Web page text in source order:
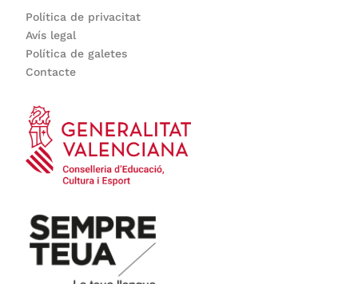
Política de privacitat
Avís legal
Política de galetes
Contacte